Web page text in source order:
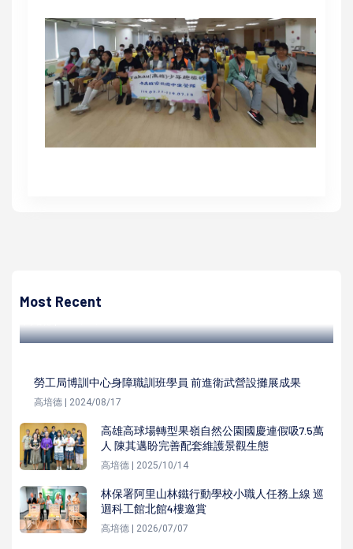
Most Recent
結永續跨界生態系夥伴
勞工局博訓中心身障職訓班學員 前進衛武營設攤展成果
高培德 | 2024/08/17
高雄高球場轉型果嶺自然公園國慶連假吸7.5萬
人 陳其邁盼完善配套維護景觀生態
高培德 | 2025/10/14
林保署阿里山林鐵行動學校小職人任務上線 巡
迴科工館北館4樓邀賞
高培德 | 2026/07/07